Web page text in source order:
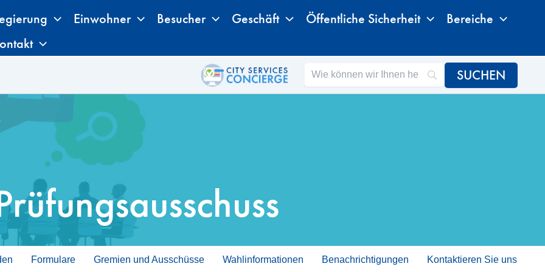
Einwohner Besucher Geschäft Öffentliche Sicherheit
Bereiche
Formulare Gremien und Ausschüsse Wahlinformationen Benachrichtigungen Kontaktieren Sie uns